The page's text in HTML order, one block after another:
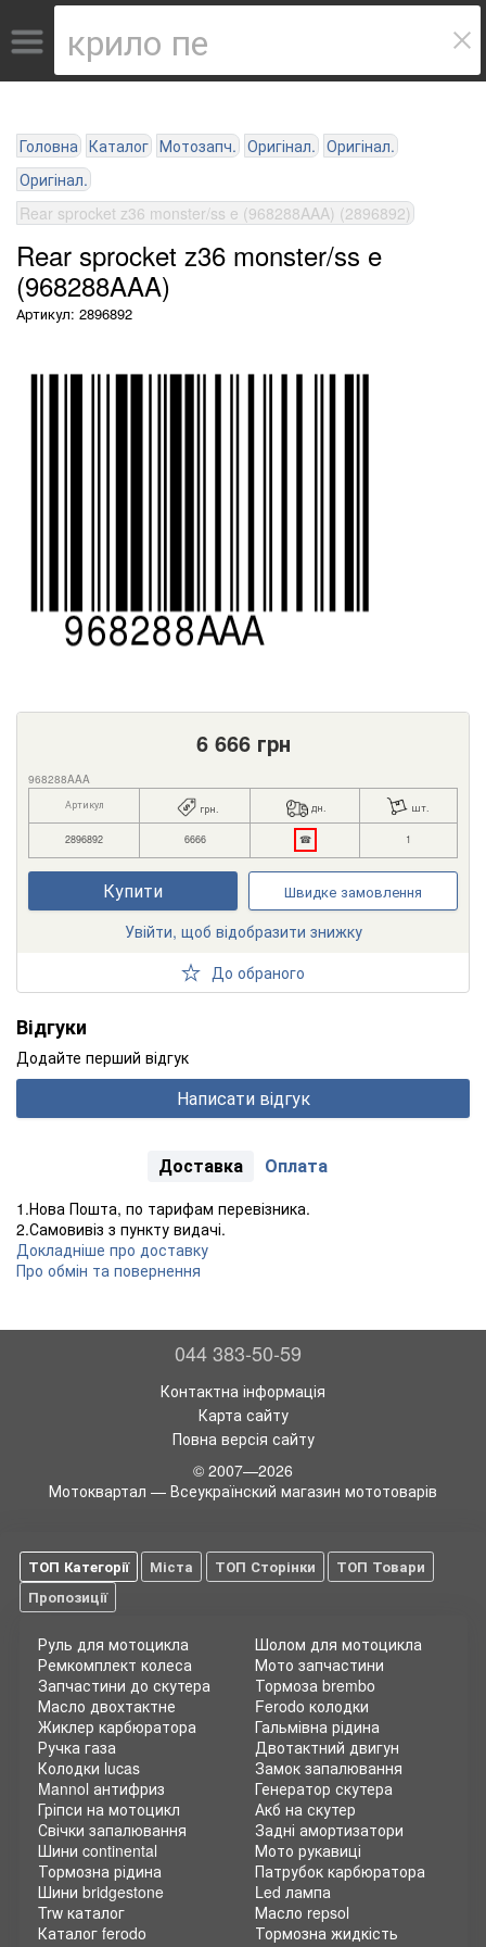
Головна Каталог Мотозапч. Оригінал. Оригінал.
Оригінал.
Rear sprocket z36 monster/ss e (968288AAA) (2896892)
Rear sprocket z36 monster/ss e
(968288AAA)
Артикул: 2896892
6 666грн
968288AAA
Артикул грн. дн. шт.
2896892 6666 ☎ 1
Купити Швидке замовлення
Увійти, щоб відобразити знижку
До обраного
Відгуки
Додайте перший відгук
Написати відгук
Доставка Оплата
1.Нова Пошта, по тарифам перевізника.
2.Самовивіз з пункту видачі.
Докладніше про доставку
Про обмін та повернення
044 383-50-59
Контактна інформація
Карта сайту
Повна версія сайту
© 2007—2026
Мотоквартал — Всеукраїнский магазин мототоварів
ТОП Категорії Міста ТОП Сторінки
ТОП Товари
Пропозиції
Руль для мотоцикла
Ремкомплект колеса
Запчастини до скутера
Масло двохтактне
Жиклер карбюратора
Ручка газа
Колодки lucas
Mannol антифриз
Шолом для мотоцикла
Мото запчастини
Тормоза brembo
Ferodo колодки
Гальмівна рідина
Двотактний двигун
Замок запалювання
Генератор скутера
Гріпси на мотоцикл
Свічки запалювання
Шини continental
Тормозна рідина
Шини bridgestone
Trw каталог
Каталог ferodo
Акб на скутер
Задні амортизатори
Мото рукавиці
Патрубок карбюратора
Led лампа
Масло repsol
Тормозна жидкість